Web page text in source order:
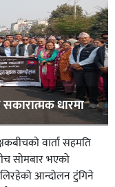
धारमा
वार्ता सहमति
सोमबार भएको
आन्दोलन टुंगिने